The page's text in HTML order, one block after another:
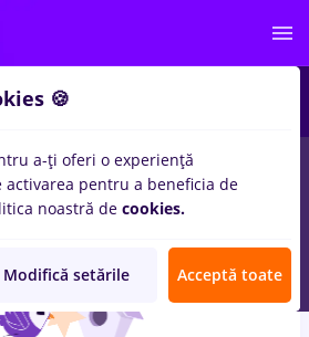
Part timeinCluj-Napoca
2 ani)inConstructii / Instalatii
🍪
a-ți oferi o experiență
activarea pentru a beneficia de
noastră de cookies.
Modifică setările Acceptă toate